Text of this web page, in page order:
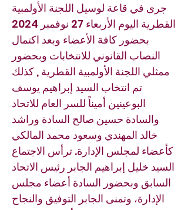
جرى في قاعة لوسيل اللجنة الأولمبية
القطرية اليوم الأربعاء 27 نوفمبر 2024
بحضور كافة الأعضاء وبعد اكتمال
النصاب القانوني للانتخابات وبحضور
ممثلي اللجنة الأولمبية القطرية , كذلك
تم انتخاب السيد إبراهيم يوسف
البوعينين أميناً للسر العام للاتحاد
والسادة حسين صالح السادة وراشد
خالد المهندي وسعود محمد المالكي
كأعضاء لمجلس الإدارة. ترأس الاجتماع
السيد خليل إبراهيم الجابر رئيس الاتحاد
السابق وبحضور السادة أعضاء مجلس
الإدارة، وتمنى الجابر التوفيق والنجاح